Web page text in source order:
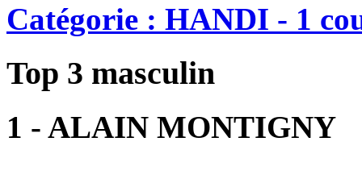
Catégorie : HANDI - 1
Top 3 masculin
1 - ALAIN MONTIGNY